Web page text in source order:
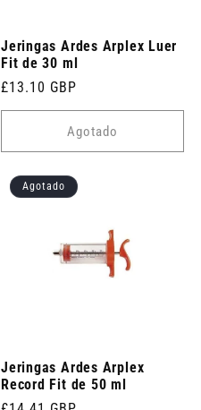
Jeringas Ardes Arplex Luer
Fit de 30 ml
Precio
habitual
£13.10 GBP
Agotado
Agotado
Jeringas Ardes Arplex
Record Fit de 50 ml